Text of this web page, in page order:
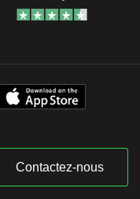
Contactez-nous